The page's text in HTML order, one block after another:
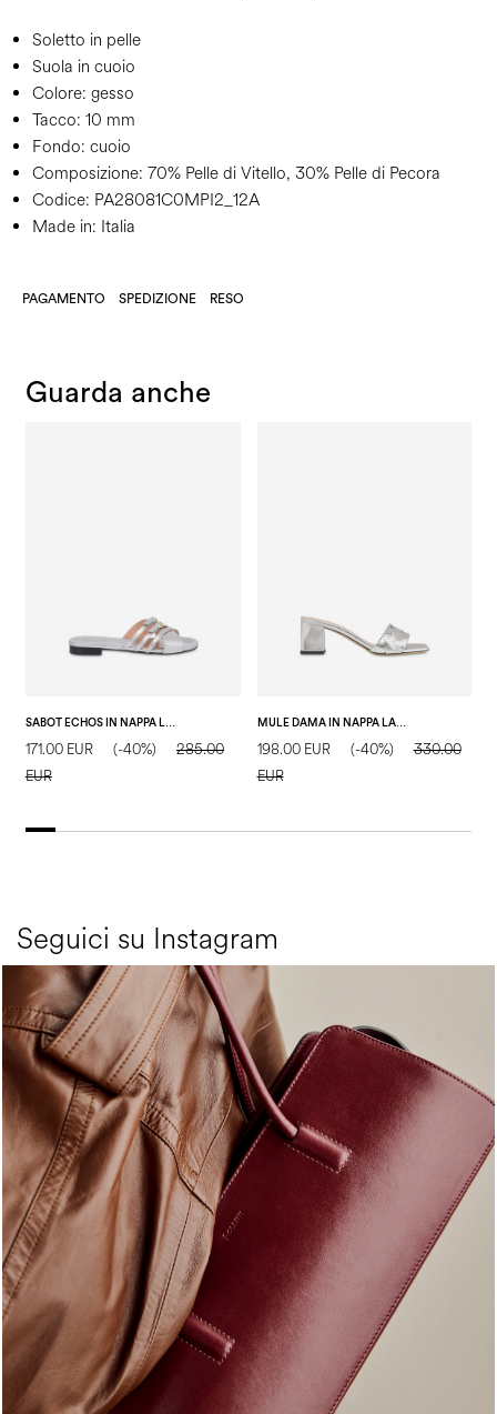
Soletto in pelle
Suola in cuoio
Colore: gesso
Tacco: 10 mm
Fondo: cuoio
Composizione: 70% Pelle di Vitello, 30% Pelle di Pecora
Codice: PA28081C0MPI2_12A
Made in: Italia
PAGAMENTO SPEDIZIONE RESO
Guarda anche
SABOT ECHOS IN NAPPA LAMINATA ARGENTO
171.00 EUR (-40%)
285.00
EUR
MULE DAMA IN NAPPA LAMINATA ARGENTO
198.00 EUR (-40%)
330.00
EUR
Seguici su Instagram
Classy, sassy, trendy - the new Pollini Lady Bag is ...